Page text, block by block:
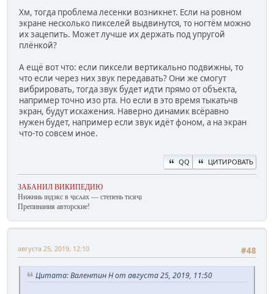
Хм, тогда проблема лесенки возникнет. Если на ровном
экране несколько пикселей выдвинутся, то ногтём можно
их зацепить. Может лучше их держать под упругой
плёнкой?
А ещё вот что: если пиксели вертикально подвижны, то
что если через них звук передавать? Они же смогут
вибрировать, тогда звук будет идти прямо от объекта,
например точно изо рта. Но если в это время тыкатьчв
экран, будут искажения. Наверно динамик всёравно
нужен будет, например если звук идёт фоном, а на экран
что-то совсем иное.
QQ ЦИТИРОВАТЬ
ЗАБАНИЛ ВИКИПЕДИЮ
Нижниь ıндэкс в ҷıсʌах — степень тıсяҷı
Препинания авторские!
#48
августа 25, 2019, 12:10
Цитата: Валентин Н от августа 25, 2019, 11:50